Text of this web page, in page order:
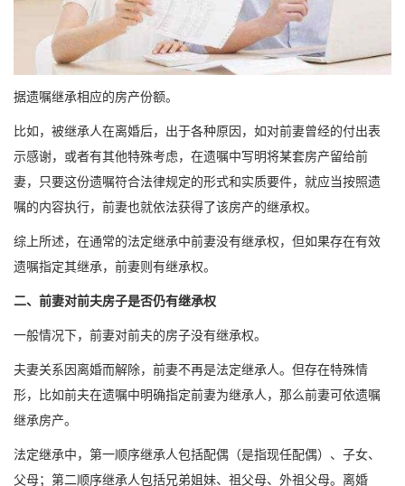
据遗嘱继承相应的房产份额。
比如，被继承人在离婚后，出于各种原因，如对前妻曾经的付出表
示感谢，或者有其他特殊考虑，在遗嘱中写明将某套房产留给前
妻，只要这份遗嘱符合法律规定的形式和实质要件，就应当按照遗
嘱的内容执行，前妻也就依法获得了该房产的继承权。
综上所述，在通常的法定继承中前妻没有继承权，但如果存在有效
遗嘱指定其继承，前妻则有继承权。
二、前妻对前夫房子是否仍有继承权
一般情况下，前妻对前夫的房子没有继承权。
夫妻关系因离婚而解除，前妻不再是法定继承人。但存在特殊情
形，比如前夫在遗嘱中明确指定前妻为继承人，那么前妻可依遗嘱
继承房产。
法定继承中，第一顺序继承人包括配偶（是指现任配偶）、子女、
父母；第二顺序继承人包括兄弟姐妹、祖父母、外祖父母。离婚